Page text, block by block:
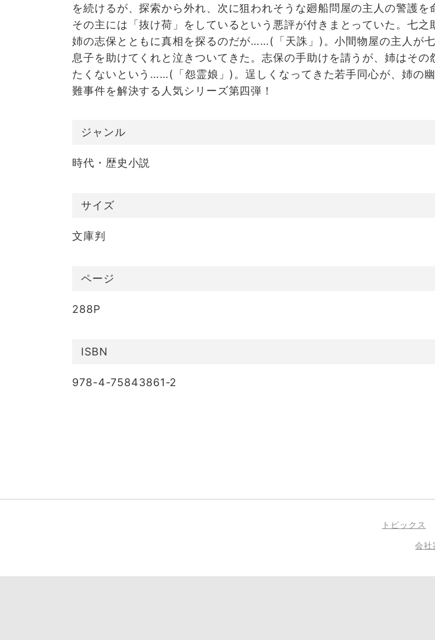
を続けるが、探索から外れ、次に狙われそうな廻船問屋の主人の警護を
その主には「抜け荷」をしているという悪評が付きまとっていた。七之
姉の志保とともに真相を探るのだが……(「天誅」)。小間物屋の主人が
息子を助けてくれと泣きついてきた。志保の手助けを請うが、姉はその
たくないという……(「怨霊娘」)。逞しくなってきた若手同心が、姉の幽
難事件を解決する人気シリーズ第四弾！
ジャンル
時代・歴史小説
サイズ
文庫判
ページ
288P
ISBN
978-4-75843861-2
トピックス
会社